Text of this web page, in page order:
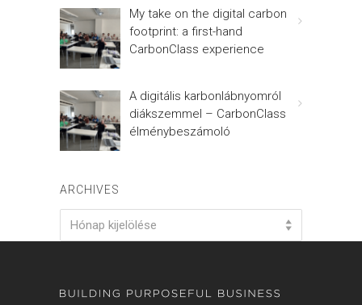
My take on the digital carbon
footprint: a first-hand
CarbonClass experience
A digitális karbonlábnyomról
diákszemmel – CarbonClass
élménybeszámoló
ARCHIVES
Archives
Hónap kijelölése